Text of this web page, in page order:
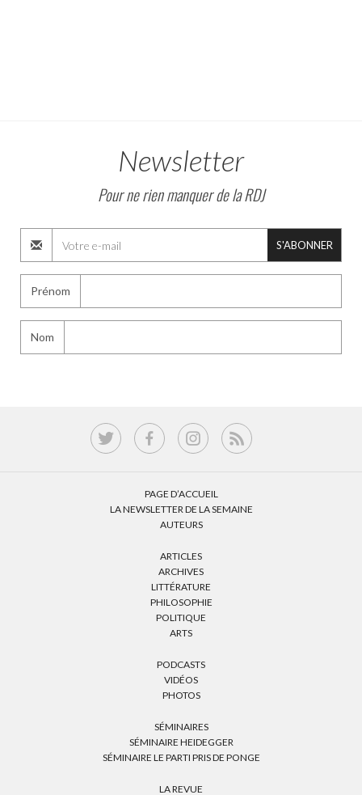
Newsletter
Pour ne rien manquer de la RDJ
S'ABONNER
Prénom
Nom
PAGE D’ACCUEIL
LA NEWSLETTER DE LA SEMAINE
AUTEURS
ARTICLES
ARCHIVES
LITTÉRATURE
PHILOSOPHIE
POLITIQUE
ARTS
PODCASTS
VIDÉOS
PHOTOS
SÉMINAIRES
SÉMINAIRE HEIDEGGER
SÉMINAIRE LE PARTI PRIS DE PONGE
LA REVUE